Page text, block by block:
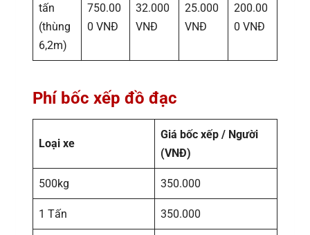
tấn
(thùng
6,2m)
750.00
0 VNĐ
32.000
VNĐ
25.000
VNĐ
200.00
0 VNĐ
Phí bốc xếp đồ đạc
Loại xe
Giá bốc xếp / Người
(VNĐ)
500kg 350.000
1 Tấn 350.000